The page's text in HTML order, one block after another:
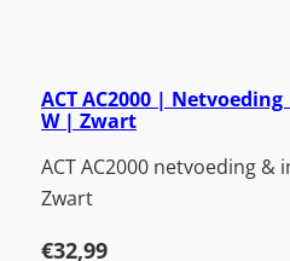
ACT AC2000 |
W | Zwart
ACT AC2000 netvoeding &
Zwart
€32,99